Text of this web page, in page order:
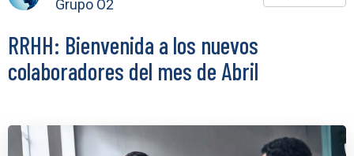
Grupo O2
RRHH: Bienvenida a los nuevos
colaboradores del mes de Abril